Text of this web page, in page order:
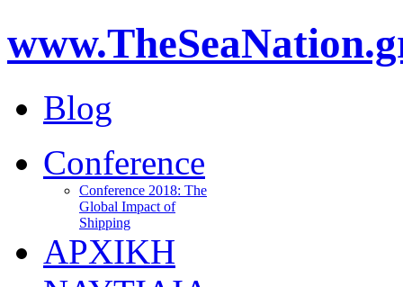
Blog
Conference
Conference 2018: The
Global Impact of
Shipping
ΑΡΧΙΚΗ